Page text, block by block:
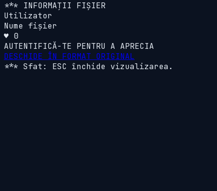
*** INFORMAȚII FIȘIER
Utilizator
Nume fișier
♥ 0
AUTENTIFICĂ-TE PENTRU A APRECIA
DESCHIDE ÎN FORMAT ORIGINAL
*** Sfat: ESC închide vizualizarea.